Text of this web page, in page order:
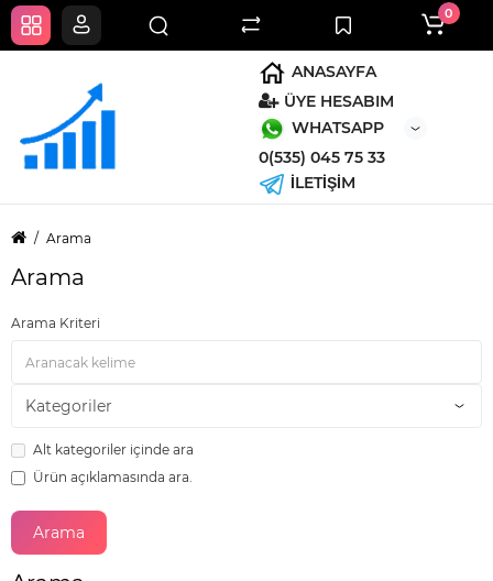
ANASAYFA
ÜYE HESABIM
WHATSAPP
0(535) 045 75 33
İLETİŞİM
0
Arama
Arama
Arama Kriteri
Alt kategoriler içinde ara
Ürün açıklamasında ara.